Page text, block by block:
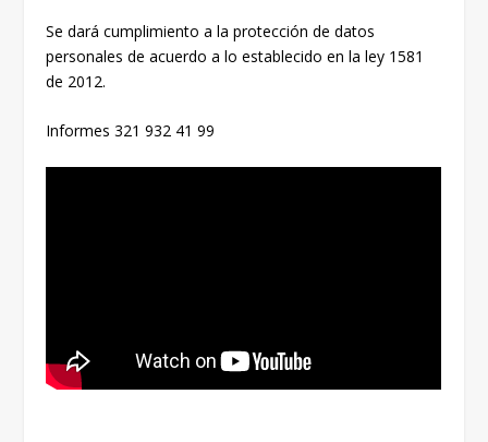
Se dará cumplimiento a la protección de datos
personales de acuerdo a lo establecido en la ley 1581
de 2012.
Informes 321 932 41 99